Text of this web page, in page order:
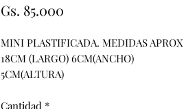
Gs. 85.000
MINI PLASTIFICADA. MEDIDAS APROX
18CM (LARGO) 6CM(ANCHO)
5CM(ALTURA)
Cantidad *